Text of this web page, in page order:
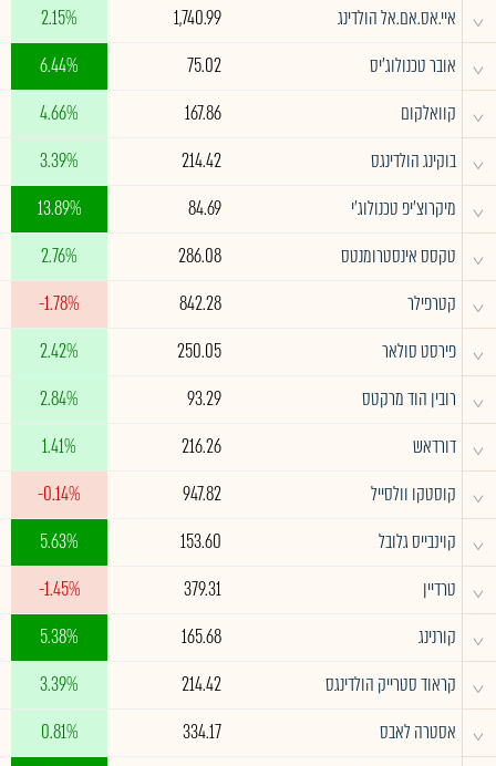
^ איי.אס.אם.אל הולדינג 1,740.99
2.15%
^ אובר טכנולוג'יס 75.02
6.44%
^ קוואלקום 167.86
4.66%
^ בוקינג הולדינגס 214.42
3.39%
^ מיקרוצ'יפ טכנולוג'י 84.69
13.89%
^ טקסס אינסטרומנטס 286.08
2.76%
^ קטרפילר 842.28
-1.78%
^ פירסט סולאר 250.05
2.42%
^ רובין הוד מרקטס 93.29
2.84%
^ דורדאש 216.26
1.41%
^ קוסטקו וולסייל 947.82
-0.14%
^ קוינבייס גלובל 153.60
5.63%
^ טרדיין 379.31
-1.45%
^ קורנינג 165.68
5.38%
^ קראוד סטרייק הולדינגס 214.42
3.39%
^ אסטרה לאבס 334.17
0.81%